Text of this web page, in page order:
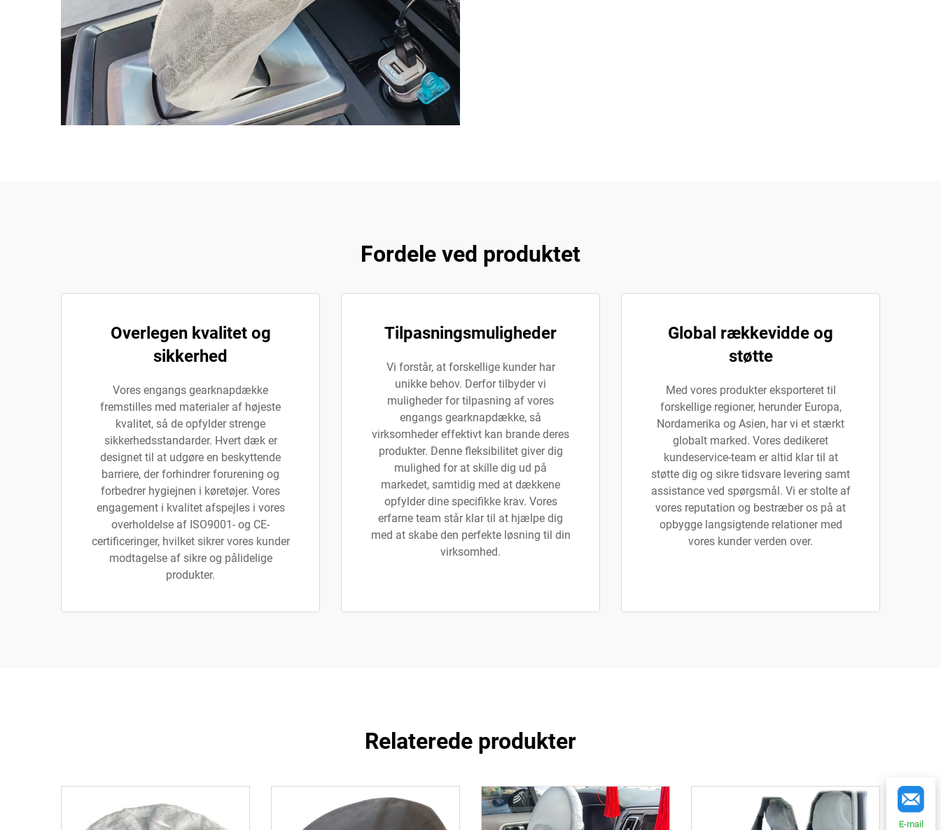
Fordele ved produktet
Overlegen kvalitet og
sikkerhed
Vores engangs gearknapdække
fremstilles med materialer af højeste
kvalitet, så de opfylder strenge
sikkerhedsstandarder. Hvert dæk er
designet til at udgøre en beskyttende
barriere, der forhindrer forurening og
forbedrer hygiejnen i køretøjer. Vores
engagement i kvalitet afspejles i vores
overholdelse af ISO9001- og CE-
certificeringer, hvilket sikrer vores kunder
modtagelse af sikre og pålidelige
produkter.
Tilpasningsmuligheder
Vi forstår, at forskellige kunder har
unikke behov. Derfor tilbyder vi
muligheder for tilpasning af vores
engangs gearknapdække, så
virksomheder effektivt kan brande deres
produkter. Denne fleksibilitet giver dig
mulighed for at skille dig ud på
markedet, samtidig med at dækkene
opfylder dine specifikke krav. Vores
erfarne team står klar til at hjælpe dig
med at skabe den perfekte løsning til din
virksomhed.
Global rækkevidde og
støtte
Med vores produkter eksporteret til
forskellige regioner, herunder Europa,
Nordamerika og Asien, har vi et stærkt
globalt marked. Vores dedikeret
kundeservice-team er altid klar til at
støtte dig og sikre tidsvare levering samt
assistance ved spørgsmål. Vi er stolte af
vores reputation og bestræber os på at
opbygge langsigtende relationer med
vores kunder verden over.
Relaterede produkter
E-mail